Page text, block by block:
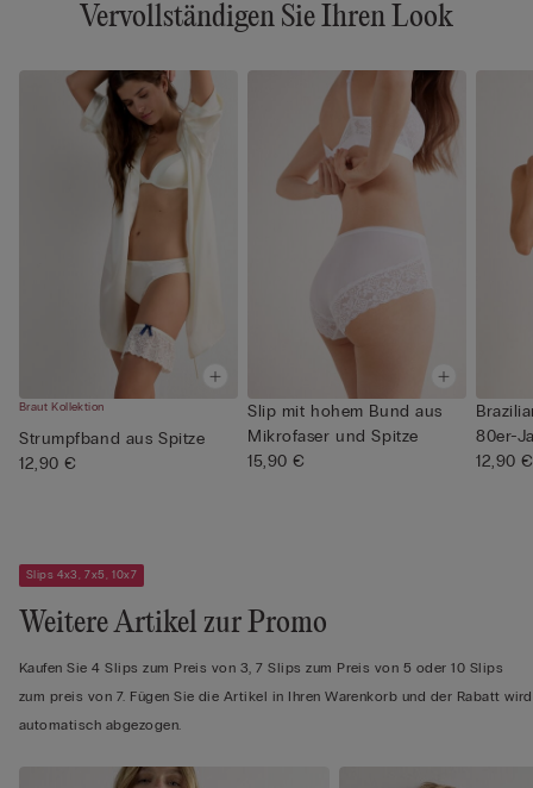
Vervollständigen Sie Ihren Look
Braut Kollektion
Strumpfband aus Spitze
12,90 €
Slip mit hohem Bund aus
Mikrofaser und Spitze
15,90 €
80er-
12,90 €
Slips 4x3, 7x5, 10x7
Weitere Artikel zur Promo
Kaufen Sie 4 Slips zum Preis von 3, 7 Slips zum Preis von 5 oder 10 Slips
zum preis von 7. Fügen Sie die Artikel in Ihren Warenkorb und der Rabatt wird
automatisch abgezogen.